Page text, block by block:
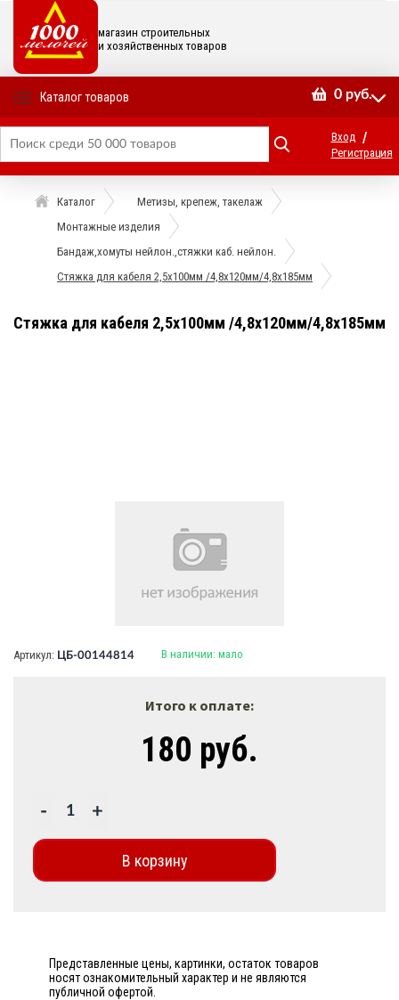
магазин строительных
и хозяйственных товаров
Каталог товаров 0 руб.
Вход /
Регистрация
Каталог
Метизы, крепеж, такелаж
Монтажные изделия
Бандаж,хомуты нейлон.,стяжки каб. нейлон.
Стяжка для кабеля 2,5х100мм /4,8х120мм/4,8х185мм
Стяжка для кабеля 2,5х100мм /4,8х120мм/4,8х185мм
Артикул: ЦБ-00144814 В наличии: мало
Представленные цены, картинки, остаток товаров
носят ознакомительный характер и не являются
публичной офертой.
Итого к оплате:
180 руб.
+
-
В корзину